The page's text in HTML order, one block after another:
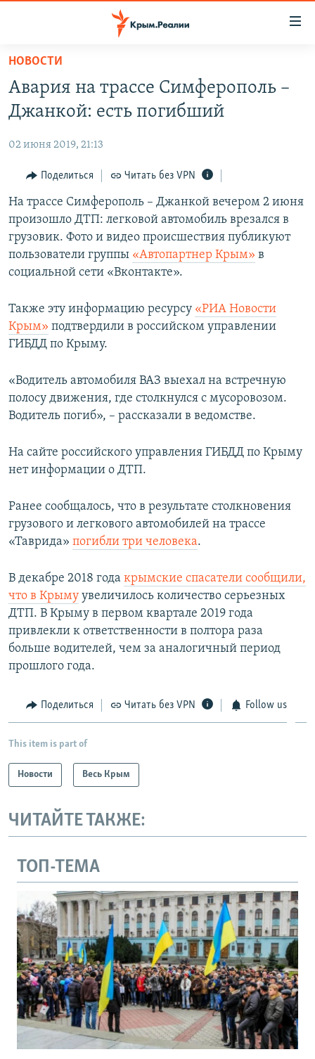
Вернуться
основному
содержанию
навигации
Вернутся
поиску
СПЕЦПРОЕКТЫ
КАРТА ВОЕННЫХ ОБЪЕКТОВ КРЫМА
11 ЛЕТ ОККУПАЦИИ КРЫМА. 11 ИСТОРИЙ СОПРОТИВЛЕНИЯ
ИСТОРИЯ
ЕЩЕ
ИНТЕРАКТИВ
ИНФОГРАФИКА
ТЕЛЕПРОЕКТ КРЫМ.РЕАЛИИ
СОВЕТЫ ПРАВОЗАЩИТНИКОВ
ПРОПАВШИЕ БЕЗ ВЕСТИ
ПОБЕДИТЕЛЕЙ НЕ СУДЯТ?
КРЫМ.НЕПОКОРЕННЫЙ
ELIFBE
УКРАИНСКАЯ ПРОБЛЕМА КРЫМА
РАДІО СВОБОДА
КАК ОБОЙТИ БЛОКИРОВКУ
Українською
ПРИСОЕДИНЯЙТЕСЬ!
Все сайты RFE/RL
НОВОСТИ
Авария на трассе Симферополь –
Джанкой: есть погибший
02 июня 2019, 21:13
Поделиться Читать без VPN
На трассе Симферополь – Джанкой вечером 2 июня
произошло ДТП: легковой автомобиль врезался в
грузовик. Фото и видео происшествия публикуют
пользователи группы «Автопартнер Крым» в
социальной сети «Вконтакте».
Также эту информацию ресурсу «РИА Новости
Крым» подтвердили в российском управлении
ГИБДД по Крыму.
«Водитель автомобиля ВАЗ выехал на встречную
полосу движения, где столкнулся с мусоровозом.
Водитель погиб», – рассказали в ведомстве.
На сайте российского управления ГИБДД по Крыму
нет информации о ДТП.
Ранее сообщалось, что в результате столкновения
грузового и легкового автомобилей на трассе
«Таврида» погибли три человека.
В декабре 2018 года крымские спасатели сообщили,
что в Крыму увеличилось количество серьезных
ДТП. В Крыму в первом квартале 2019 года
привлекли к ответственности в полтора раза
больше водителей, чем за аналогичный период
прошлого года.
Поделиться Читать без VPN Follow us
This item is part of
Новости Весь Крым
ЧИТАЙТЕ ТАКЖЕ:
ТОП-ТЕМА